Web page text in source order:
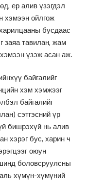
ер алив үзэгдэл
хэмээн ойлгож
бусдаас
заяа тавилан, жам
үзэж асан аж.
байгалийг
хэм хэмжээг
байгалийг
сэтгэсний үр
бишрэхүй нь алив
хэрэг бус, харин ч
оюун
боловсруулсны
хүмүн-хүмүний